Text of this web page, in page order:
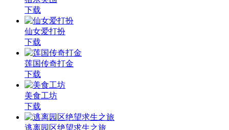
下载
仙女爱打扮
下载
莲国传奇打金
下载
美食工坊
下载
逃离园区绝望求生之旅